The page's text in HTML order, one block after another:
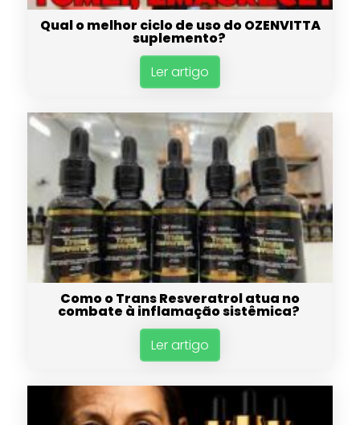
Qual o melhor ciclo de uso do OZENVITTA
suplemento?
Ler artigo
Como o Trans Resveratrol atua no
combate à inflamação sistêmica?
Ler artigo